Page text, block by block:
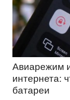
Авиарежим
интернета:
батареи